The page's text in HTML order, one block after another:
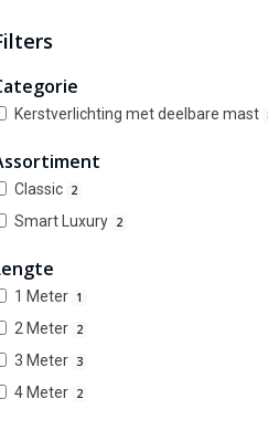
Kerstverlichting met deelbare mast
Classic 2
Smart Luxury 2
1 Meter 1
2 Meter 2
3 Meter 3
4 Meter 2